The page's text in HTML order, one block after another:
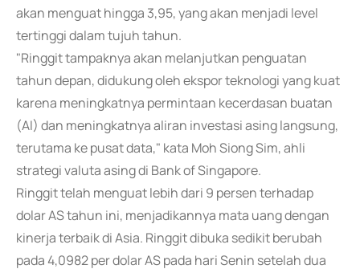
akan menguat hingga 3,95, yang akan menjadi level
tertinggi dalam tujuh tahun.
"Ringgit tampaknya akan melanjutkan penguatan
tahun depan, didukung oleh ekspor teknologi yang kuat
karena meningkatnya permintaan kecerdasan buatan
(AI) dan meningkatnya aliran investasi asing langsung,
terutama ke pusat data," kata Moh Siong Sim, ahli
strategi valuta asing di Bank of Singapore.
Ringgit telah menguat lebih dari 9 persen terhadap
dolar AS tahun ini, menjadikannya mata uang dengan
kinerja terbaik di Asia. Ringgit dibuka sedikit berubah
pada 4,0982 per dolar AS pada hari Senin setelah dua